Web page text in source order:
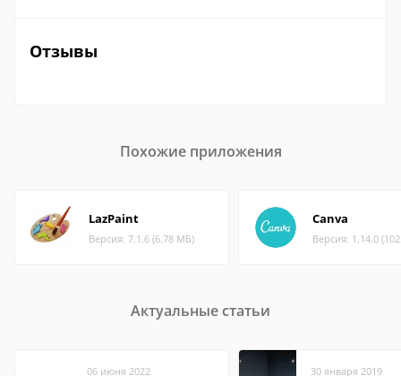
Отзывы
Похожие приложения
LazPaint
Версия: 7.1.6 (6.78 МБ)
Canva
Версия: 1.14.0
Актуальные статьи
06 июня 2022 30 января 2019